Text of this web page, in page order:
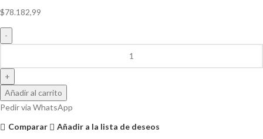
$78.182,99
Añadir al carrito
Pedir via WhatsApp
Comparar
Añadir a la lista de deseos